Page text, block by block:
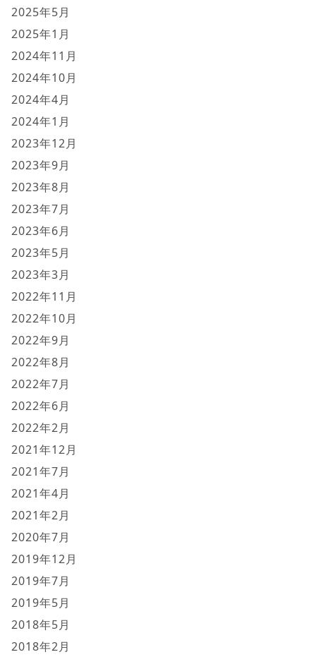
2025年5月
2025年1月
2024年11月
2024年10月
2024年4月
2024年1月
2023年12月
2023年9月
2023年8月
2023年7月
2023年6月
2023年5月
2023年3月
2022年11月
2022年10月
2022年9月
2022年8月
2022年7月
2022年6月
2022年2月
2021年12月
2021年7月
2021年4月
2021年2月
2020年7月
2019年12月
2019年7月
2019年5月
2018年5月
2018年2月